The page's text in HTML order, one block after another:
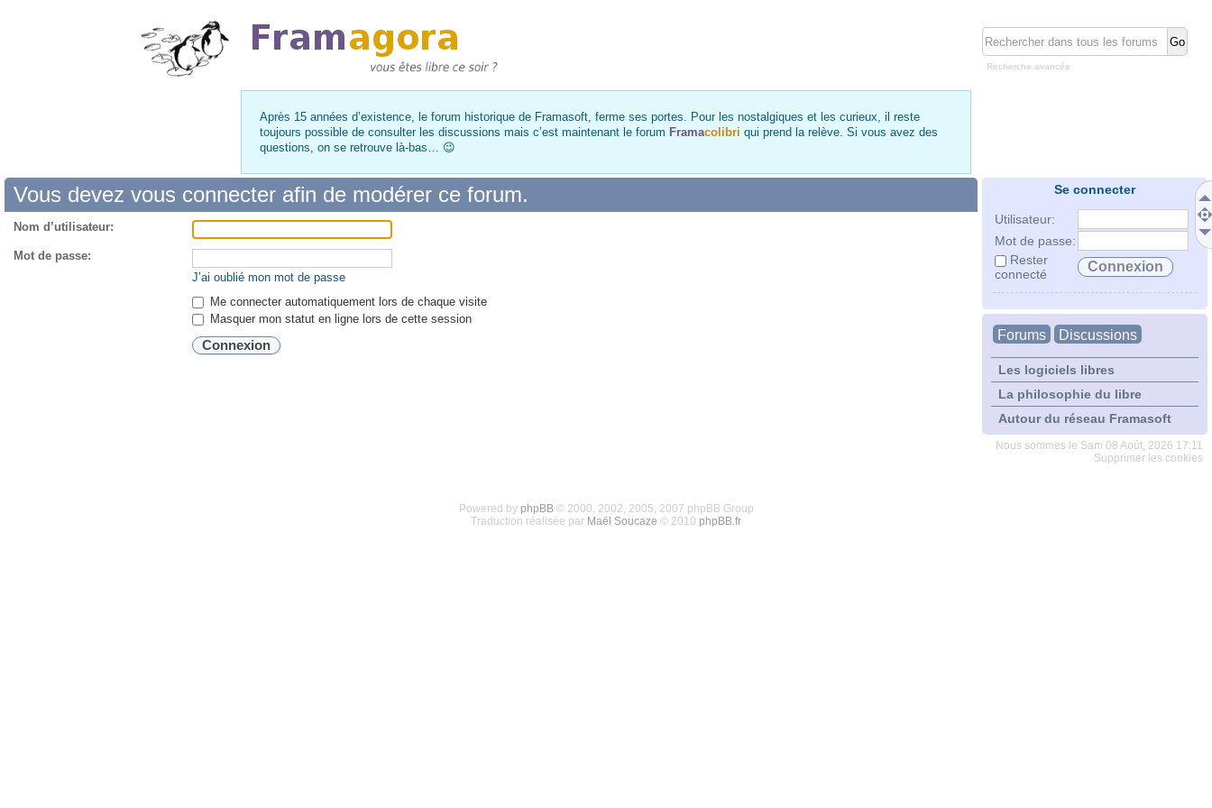
Recherche avancée
Après 15 années d’existence, le forum historique de Framasoft, ferme ses portes. Pour les nostalgiques et les curieux, il reste
toujours possible de consulter les discussions mais c’est maintenant le forum Framacolibri qui prend la relève. Si vous avez des
questions, on se retrouve là-bas… 😉
Se connecter
Utilisateur:
Mot de passe:
Rester
connecté
Forums Discussions
Les logiciels libres
La philosophie du libre
Autour du réseau Framasoft
Nous sommes le Sam 08 Août, 2026 17:11
Supprimer les cookies
Vous devez vous connecter afin de modérer ce forum.
Nom d’utilisateur:
Mot de passe:
J’ai oublié mon mot de passe
Me connecter automatiquement lors de chaque visite
Masquer mon statut en ligne lors de cette session
Powered by phpBB© 2000, 2002, 2005, 2007 phpBB Group
Traduction réalisée par Maël Soucaze © 2010 phpBB.fr